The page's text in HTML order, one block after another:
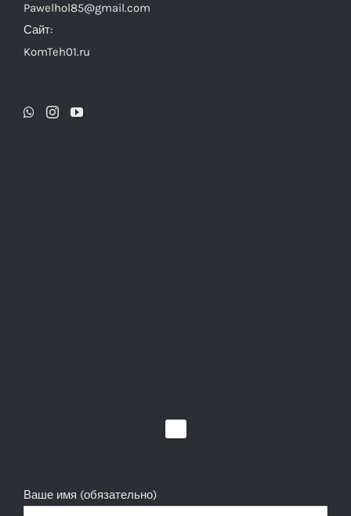
Pawelhol85@gmail.com
Сайт:
KomTeh01.ru
Ваше имя (обязательно)